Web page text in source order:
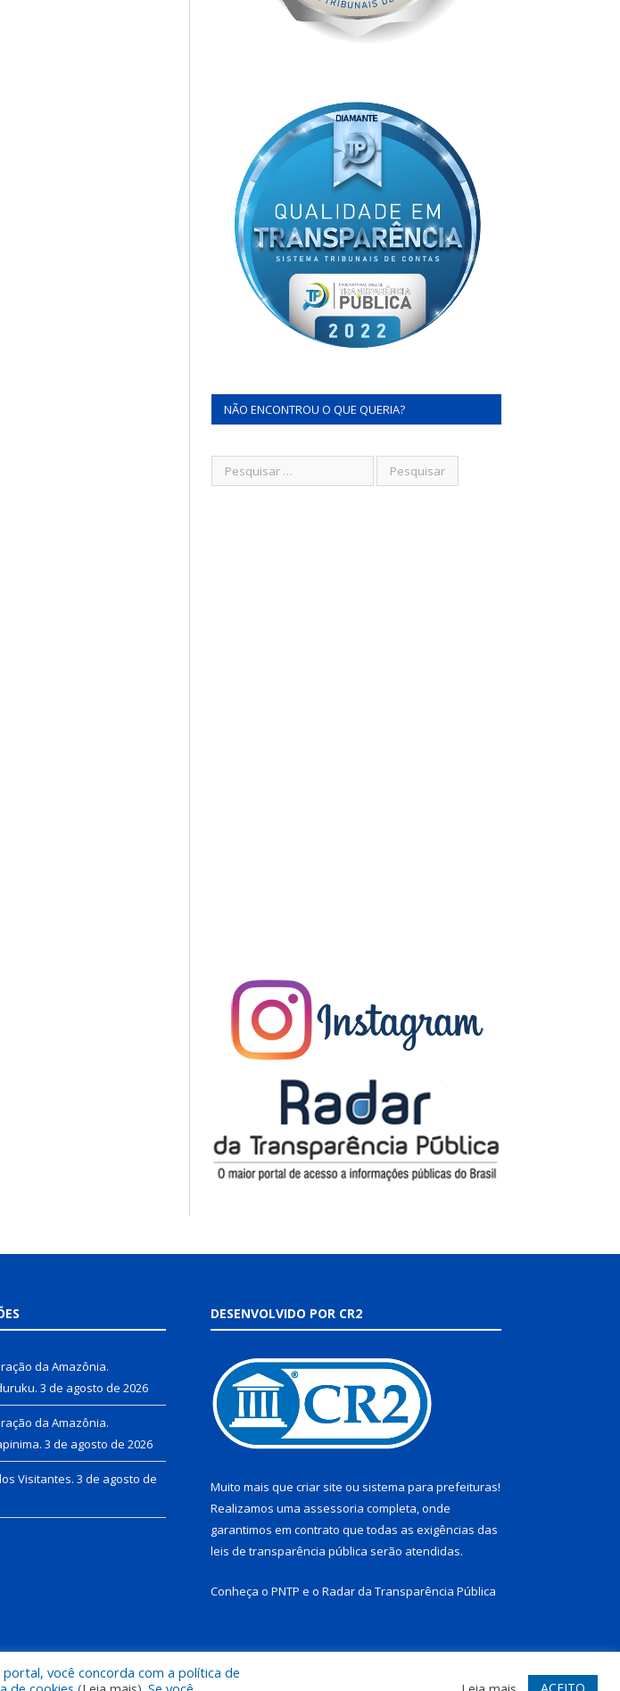
NÃO ENCONTROU O QUE QUERIA?
da Amazônia.
3 de agosto de 2026
da Amazônia.
3 de agosto de 2026
Visitantes. 3 de agosto de
DESENVOLVIDO POR CR2
Muito mais que criar site ou sistema para prefeituras!
Realizamos uma assessoria completa, onde
garantimos em contrato que todas as exigências das
leis de transparência pública serão atendidas.
Conheça o PNTP e o Radar da Transparência Pública
Mapa do Site Acessar Webmail
você concorda com a política de
ACEITO